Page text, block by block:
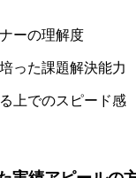
ーの理解度
った課題解決能力
上でのスピード感